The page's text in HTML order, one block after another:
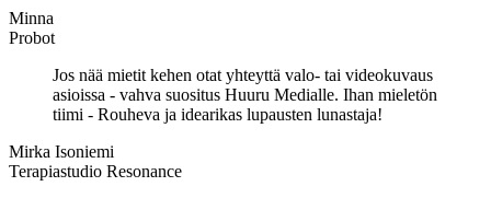
Minna
Probot
Jos nää mietit kehen otat yhteyttä valo- tai videokuvaus
asioissa - vahva suositus Huuru Medialle. Ihan mieletön
tiimi - Rouheva ja idearikas lupausten lunastaja!
Mirka Isoniemi
Terapiastudio Resonance